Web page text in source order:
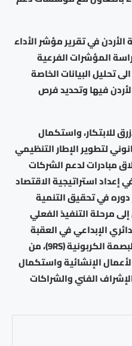
في تقرير مؤشر الأداء
المؤشرات الفرعية
اضافة الى تحليل البيانات الخاصة
فيها وتحديد فرص
للابتكار، واستكمال
لتطوير الإطار التنظيمي
مبادرات لدعم الشركات
إعداد استراتيجية الاقتصاد
دوره في تحقيق التنمية
مرحلة التنفيذ الفعلي
الإبداعي في العقبة
لإدارة المواد والموارد وخفض البصمة الكربونية (9RS)، من
الإنشائية واستكمال
الفني والشراكات